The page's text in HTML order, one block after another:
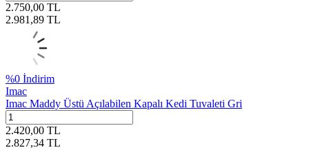
2.750,00 TL
2.981,89 TL
%0 İndirim
Imac
Imac Maddy Üstü Açılabilen Kapalı Kedi Tuvaleti Gri
2.420,00 TL
2.827,34 TL